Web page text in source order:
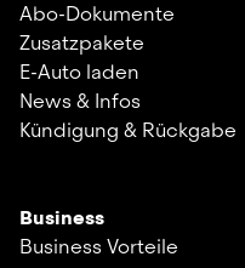
Abo-Dokumente
Zusatzpakete
E-Auto laden
News & Infos
Kündigung & Rückgabe
Business
Business Vorteile